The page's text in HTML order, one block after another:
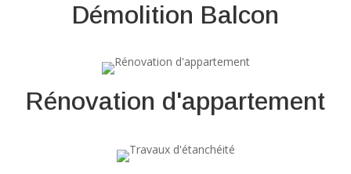
Démolition Balcon
Rénovation d'appartement